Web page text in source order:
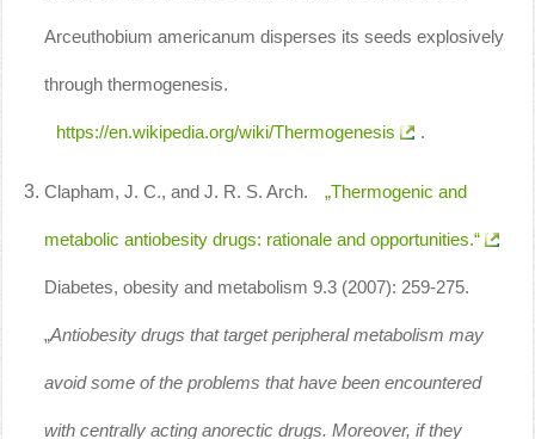
Arceuthobium americanum disperses its seeds explosively
through thermogenesis.
https://en.wikipedia.org/wiki/Thermogenesis .
Clapham, J. C., and J. R. S. Arch. „Thermogenic and
metabolic antiobesity drugs: rationale and opportunities.“
Diabetes, obesity and metabolism 9.3 (2007): 259-275.
„Antiobesity drugs that target peripheral metabolism may
avoid some of the problems that have been encountered
with centrally acting anorectic drugs. Moreover, if they